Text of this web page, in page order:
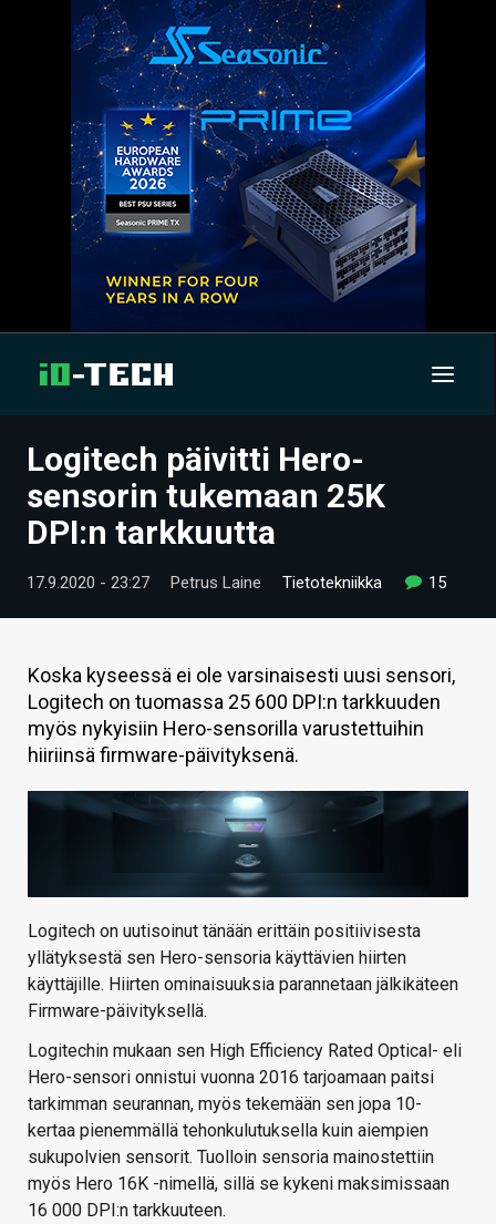
UUTISET
ARTIKKELIT
VIDEOT
TECHBBS
TIETOA
HINTA.FI
KAUPPA
VAIHDA TEEMA
Logitech päivitti Hero-
sensorin tukemaan 25K
DPI:n tarkkuutta
17.9.2020 - 23:27 Petrus Laine Tietotekniikka 15
Koska kyseessä ei ole varsinaisesti uusi sensori,
Logitech on tuomassa 25 600 DPI:n tarkkuuden
myös nykyisiin Hero-sensorilla varustettuihin
hiiriinsä firmware-päivityksenä.
Logitech on uutisoinut tänään erittäin positiivisesta
yllätyksestä sen Hero-sensoria käyttävien hiirten
käyttäjille. Hiirten ominaisuuksia parannetaan jälkikäteen
Firmware-päivityksellä.
Logitechin mukaan sen High Efficiency Rated Optical- eli
Hero-sensori onnistui vuonna 2016 tarjoamaan paitsi
tarkimman seurannan, myös tekemään sen jopa 10-
kertaa pienemmällä tehonkulutuksella kuin aiempien
sukupolvien sensorit. Tuolloin sensoria mainostettiin
myös Hero 16K -nimellä, sillä se kykeni maksimissaan
16 000 DPI:n tarkkuuteen.